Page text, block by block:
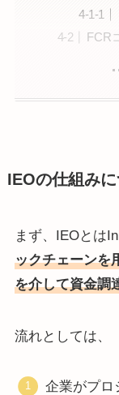
FCR
IEOの仕組み
まず、IEOとは
ックチェーンを
を介して資金調
流れとしては、
企業がプロ